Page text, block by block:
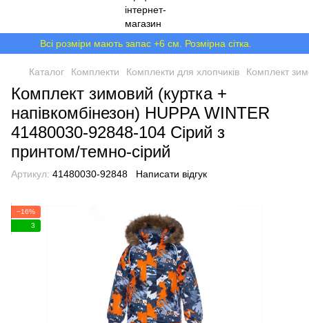
Всі розміри мають запас +6 см. Розмірна сітка.
Каталог Комплекти Комплекти для хлопчиків Комплект
Комплект зимовий (куртка +
напівкомбінезон) HUPPA WINTER
41480030-92848-104 Сірий з
принтом/темно-сірий
Артикул: 41480030-92848 Написати відгук
−16%
3